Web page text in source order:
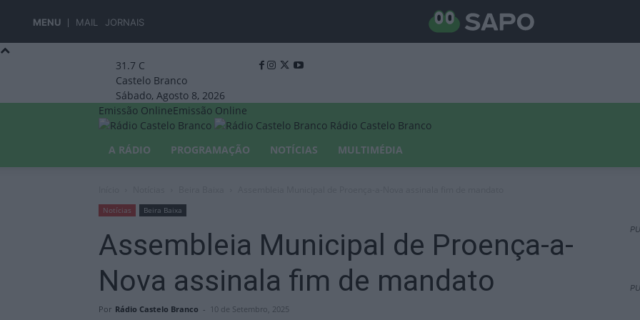
MENU MAIL JORNAIS
31.7 C
Castelo Branco
Sábado, Agosto 8, 2026
Emissão OnlineEmissão Online
Rádio Castelo Branco
A RÁDIO
PROGRAMAÇÃO NOTÍCIAS MULTIMÉDIA
Notícias Beira Baixa
Assembleia Municipal de Proença-a-
Nova assinala fim de mandato
Por Rádio Castelo Branco - 10 de Setembro, 2025